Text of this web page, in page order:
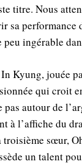
titre. Nous
sa performance
ingérable
Kyung, jouée
qui croit
autour de
à l’affiche du
troisième sœur,
un talent